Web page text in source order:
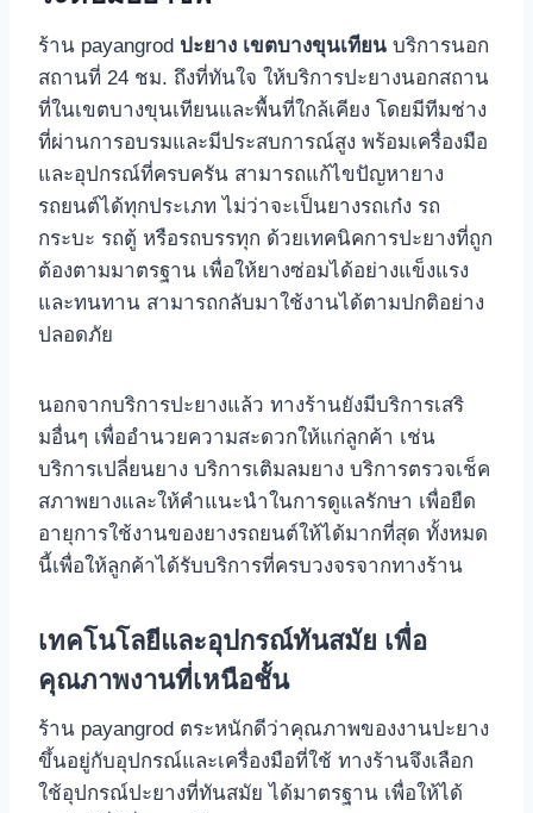
ร้าน payangrod ปะยาง เขตบางขุนเทียน บริการนอก
สถานที่ 24 ชม. ถึงที่ทันใจ ให้บริการปะยางนอกสถาน
ที่ในเขตบางขุนเทียนและพื้นที่ใกล้เคียง โดยมีทีมช่าง
ที่ผ่านการอบรมและมีประสบการณ์สูง พร้อมเครื่องมือ
และอุปกรณ์ที่ครบครัน สามารถแก้ไขปัญหายาง
รถยนต์ได้ทุกประเภท ไม่ว่าจะเป็นยางรถเก๋ง รถ
กระบะ รถตู้ หรือรถบรรทุก ด้วยเทคนิคการปะยางที่ถูก
ต้องตามมาตรฐาน เพื่อให้ยางซ่อมได้อย่างแข็งแรง
และทนทาน สามารถกลับมาใช้งานได้ตามปกติอย่าง
ปลอดภัย
นอกจากบริการปะยางแล้ว ทางร้านยังมีบริการเสริ
มอื่นๆ เพื่ออํานวยความสะดวกให้แก่ลูกค้า เช่น
บริการเปลี่ยนยาง บริการเติมลมยาง บริการตรวจเช็ค
สภาพยางและให้คําแนะนําในการดูแลรักษา เพื่อยืด
อายุการใช้งานของยางรถยนต์ให้ได้มากที่สุด ทั้งหมด
นี้เพื่อให้ลูกค้าได้รับบริการที่ครบวงจรจากทางร้าน
เทคโนโลยีและอุปกรณ์ทันสมัย เพื่อ
คุณภาพงานที่เหนือชั้น
ร้าน payangrod ตระหนักดีว่าคุณภาพของงานปะยาง
ขึ้นอยู่กับอุปกรณ์และเครื่องมือที่ใช้ ทางร้านจึงเลือก
ใช้อุปกรณ์ปะยางที่ทันสมัย ได้มาตรฐาน เพื่อให้ได้